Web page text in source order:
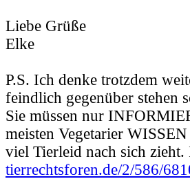
Liebe Grüße
Elke
P.S. Ich denke trotzdem
feindlich gegenüber stehen
Sie müssen nur
meisten Vegetarier
viel Tierleid nach sich
tierrechtsforen.de/2/586/